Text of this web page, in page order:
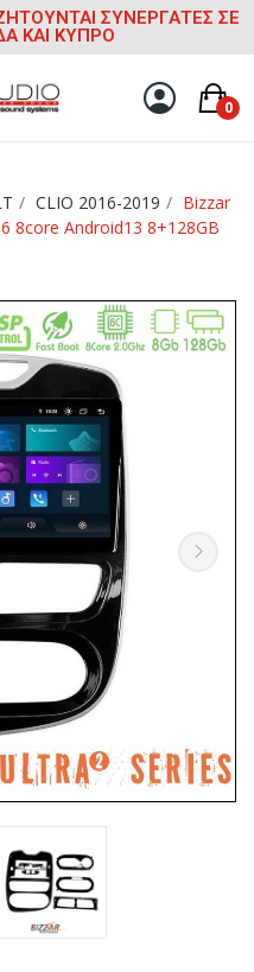
ΣΥΝΕΡΓΑΤΕΣ ΣΕ
ΚΑΙ ΚΥΠΡΟ
0
CLIO 2016-2019
Bizzar
8core Android13 8+128GB